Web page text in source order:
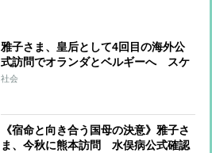
雅子さま、皇后として4回目の海外公
式訪問でオランダとベルギーへ スケ
ジュールには“謎の空白” 宿泊先は両
社会
《宿命と向き合う国母の決意》雅子さ
ま、今秋に熊本訪問 水俣病公式確認